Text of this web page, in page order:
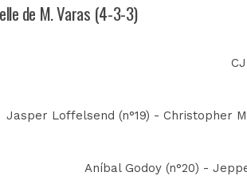
de M. Varas (4-3-3)
Jasper Loffelsend (n°19) - Christopher
Aníbal Godoy (n°20) -